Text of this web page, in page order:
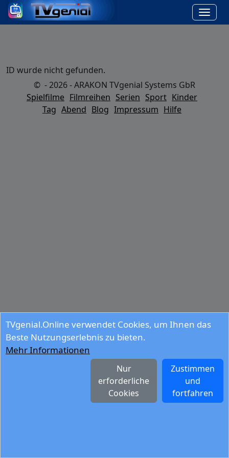
TVgenial.Online verwendet Cookies, um Ihnen das
Beste Nutzungserlebnis zu bieten.
Mehr Informationen
Zustimmen
und
fortfahren
Nur
erforderliche
Cookies
ID wurde nicht gefunden.
© - 2026 - ARAKON TVgenial Systems GbR
Spielfilme Filmreihen Serien Sport Kinder
Tag Abend Blog Impressum Hilfe